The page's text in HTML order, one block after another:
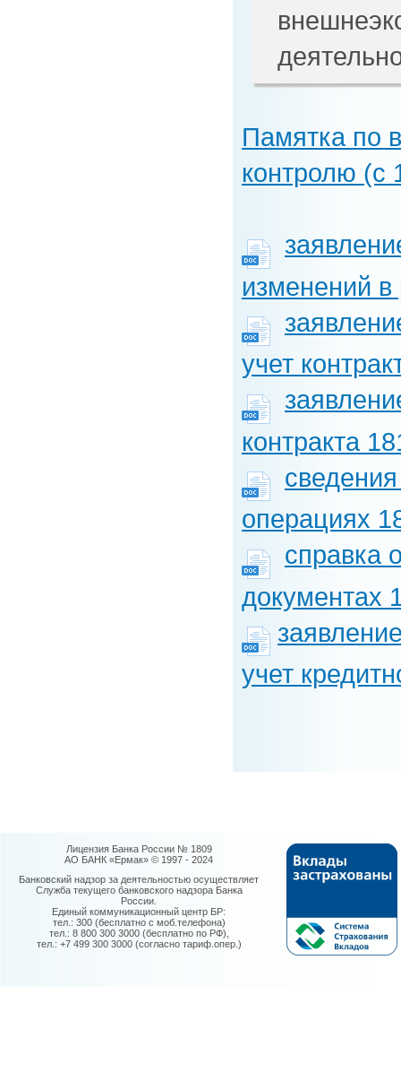
Памятка по
контролю (с
изменений в
учет
контракта
операциях
справка
документах
учет
Лицензия Банка России № 1809
АО БАНК «Ермак» © 1997 - 2024
Банковский надзор за деятельностью осуществляет
Служба текущего банковского надзора Банка
России.
Единый коммуникационный центр БР:
тел.: 300 (бесплатно с моб.телефона)
тел.: 8 800 300 3000 (бесплатно по РФ),
тел.: +7 499 300 3000 (согласно тариф.опер.)